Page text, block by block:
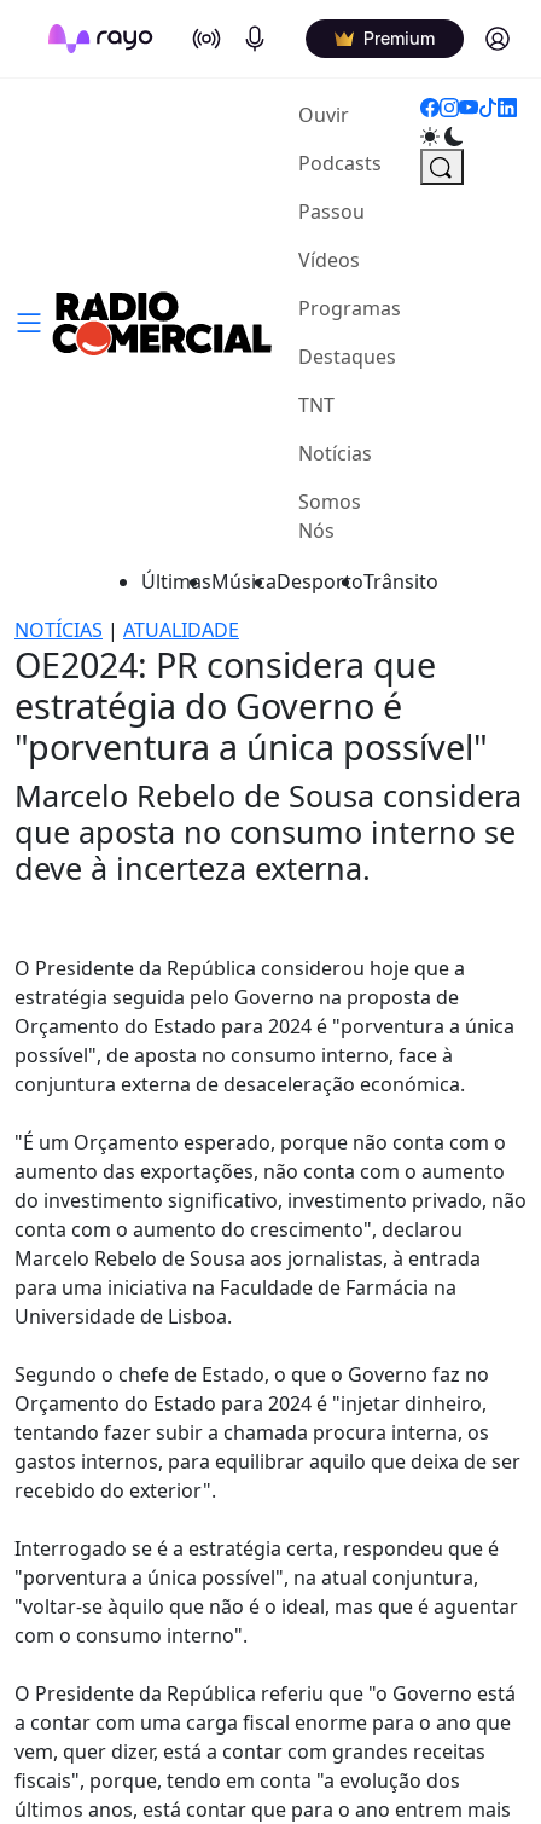
On Air Podcasts Premium Log in
Ouvir(current)
Podcasts
Passou
Vídeos
Programas
Destaques
TNT
Notícias
Somos
Nós
ÚltimasMúsicaDesportoTrânsito
NOTÍCIAS | ATUALIDADE
OE2024: PR considera que
estratégia do Governo é
"porventura a única possível"
Marcelo Rebelo de Sousa considera
que aposta no consumo interno se
deve à incerteza externa.
O Presidente da República considerou hoje que a
estratégia seguida pelo Governo na proposta de
Orçamento do Estado para 2024 é "porventura a única
possível", de aposta no consumo interno, face à
conjuntura externa de desaceleração económica.
"É um Orçamento esperado, porque não conta com o
aumento das exportações, não conta com o aumento
do investimento significativo, investimento privado, não
conta com o aumento do crescimento", declarou
Marcelo Rebelo de Sousa aos jornalistas, à entrada
para uma iniciativa na Faculdade de Farmácia na
Universidade de Lisboa.
Segundo o chefe de Estado, o que o Governo faz no
Orçamento do Estado para 2024 é "injetar dinheiro,
tentando fazer subir a chamada procura interna, os
gastos internos, para equilibrar aquilo que deixa de ser
recebido do exterior".
Interrogado se é a estratégia certa, respondeu que é
"porventura a única possível", na atual conjuntura,
"voltar-se àquilo que não é o ideal, mas que é aguentar
com o consumo interno".
O Presidente da República referiu que "o Governo está
a contar com uma carga fiscal enorme para o ano que
vem, quer dizer, está a contar com grandes receitas
fiscais", porque, tendo em conta "a evolução dos
últimos anos, está contar que para o ano entrem mais